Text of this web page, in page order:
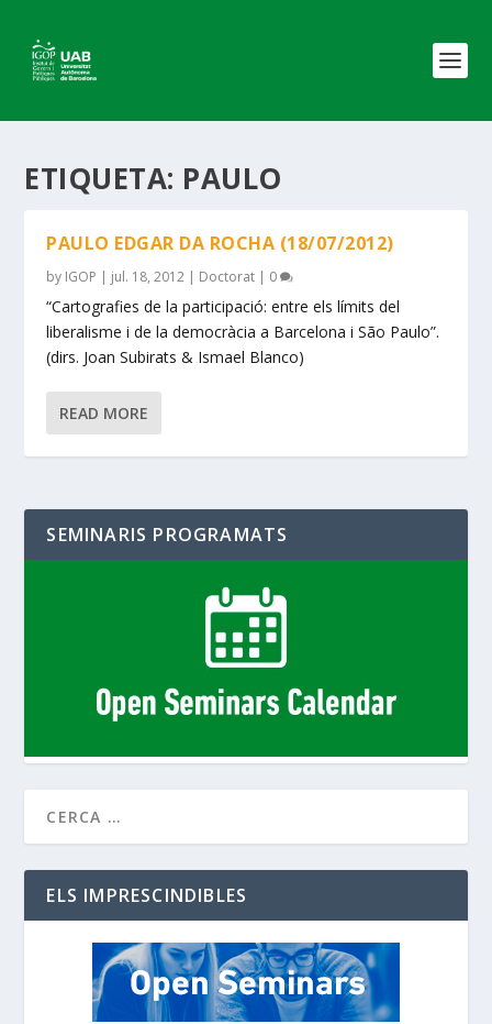
ETIQUETA: PAULO
PAULO EDGAR DA ROCHA (18/07/2012)
by IGOP | jul. 18, 2012 | Doctorat | 0
“Cartografies de la participació: entre els límits del
liberalisme i de la democràcia a Barcelona i São Paulo”.
(dirs. Joan Subirats & Ismael Blanco)
READ MORE
SEMINARIS PROGRAMATS
ELS IMPRESCINDIBLES